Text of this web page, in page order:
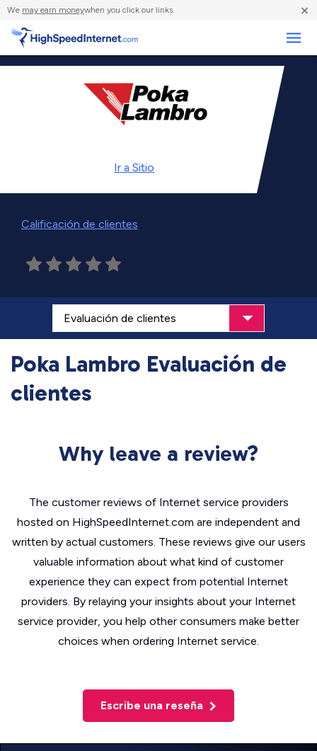
We may earn moneywhen you click our links. ×
Ir a Sitio
Calificación de clientes
Poka Lambro Evaluación de
clientes
Why leave a review?
The customer reviews of Internet service providers
hosted on HighSpeedInternet.com are independent and
written by actual customers. These reviews give our users
valuable information about what kind of customer
experience they can expect from potential Internet
providers. By relaying your insights about your Internet
service provider, you help other consumers make better
choices when ordering Internet service.
Escribe una reseña